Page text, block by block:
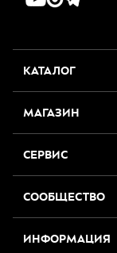
КАТАЛОГ
МАГАЗИН
СЕРВИС
СООБЩЕСТВО
ИНФОРМАЦИЯ